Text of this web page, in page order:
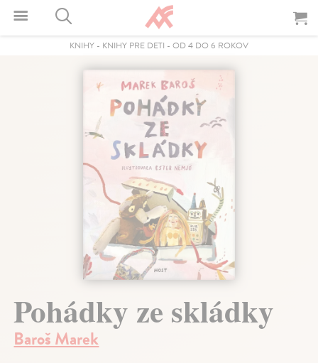
KNIHY - KNIHY PRE DETI - OD 4 DO 6 ROKOV
Pohádky ze skládky
Baroš Marek